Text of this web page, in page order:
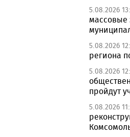
5.08.2026
массовые
5.08.2026
региона
5.08.2026
пройдут
5.08.2026